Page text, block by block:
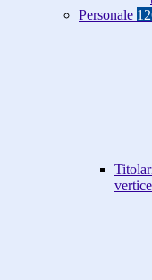
Personale
vertice